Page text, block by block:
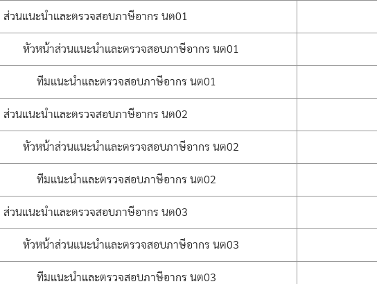
ส่วนแนะนำและตรวจสอบภาษีอากร นต01
หัวหน้าส่วนแนะนำและตรวจสอบภาษีอากร นต01
ทีมแนะนำและตรวจสอบภาษีอากร นต01
ส่วนแนะนำและตรวจสอบภาษีอากร นต02
หัวหน้าส่วนแนะนำและตรวจสอบภาษีอากร นต02
ทีมแนะนำและตรวจสอบภาษีอากร นต02
ส่วนแนะนำและตรวจสอบภาษีอากร นต03
หัวหน้าส่วนแนะนำและตรวจสอบภาษีอากร นต03
ทีมแนะนำและตรวจสอบภาษีอากร นต03